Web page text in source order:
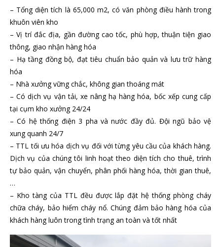
– Tổng diện tích là 65,000 m2, có văn phòng điều hành trong
khuôn viên kho
– Vị trí đắc địa, gần đường cao tốc, phù hợp, thuận tiện giao
thông, giao nhận hàng hóa
– Hạ tầng đồng bộ, đạt tiêu chuẩn bảo quản và lưu trữ hàng
hóa
– Nhà xưởng vững chắc, không gian thoáng mát
– Có dịch vụ vận tải, xe nâng hạ hàng hóa, bốc xếp cung cấp
tại cụm kho xưởng 24/24
– Có hệ thống điện 3 pha và nước đầy đủ. Đội ngũ bảo vệ
xung quanh 24/7
– TTL tối ưu hóa dịch vụ đối với từng yêu cầu của khách hàng.
Dịch vụ của chúng tôi linh hoạt theo diện tích cho thuê, trình
tự bảo quản, vận chuyển, phân phối hàng hóa, thời gian thuê,
…
– Kho tàng của TTL đều được lắp đặt hệ thống phòng cháy
chữa cháy, bảo hiểm cháy nổ. Chúng đảm bảo hàng hóa của
khách hàng luôn trong tình trạng an toàn và tốt nhất